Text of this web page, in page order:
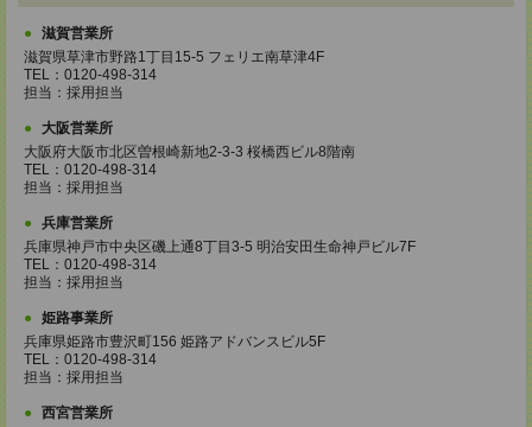
滋賀営業所
滋賀県草津市野路1丁目15-5 フェリエ南草津4F
TEL：0120-498-314
担当：採用担当
大阪営業所
大阪府大阪市北区曽根崎新地2-3-3 桜橋西ビル8階南
TEL：0120-498-314
担当：採用担当
兵庫営業所
兵庫県神戸市中央区磯上通8丁目3-5 明治安田生命神戸ビル7F
TEL：0120-498-314
担当：採用担当
姫路事業所
兵庫県姫路市豊沢町156 姫路アドバンスビル5F
TEL：0120-498-314
担当：採用担当
西宮営業所